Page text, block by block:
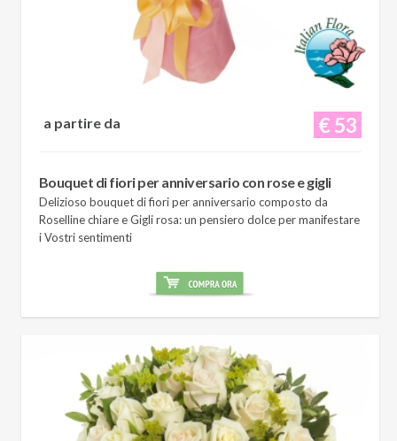
€ 53
a partire da
Bouquet di fiori per anniversario con rose e gigli
Delizioso bouquet di fiori per anniversario composto da
Roselline chiare e Gigli rosa: un pensiero dolce per manifestare
i Vostri sentimenti